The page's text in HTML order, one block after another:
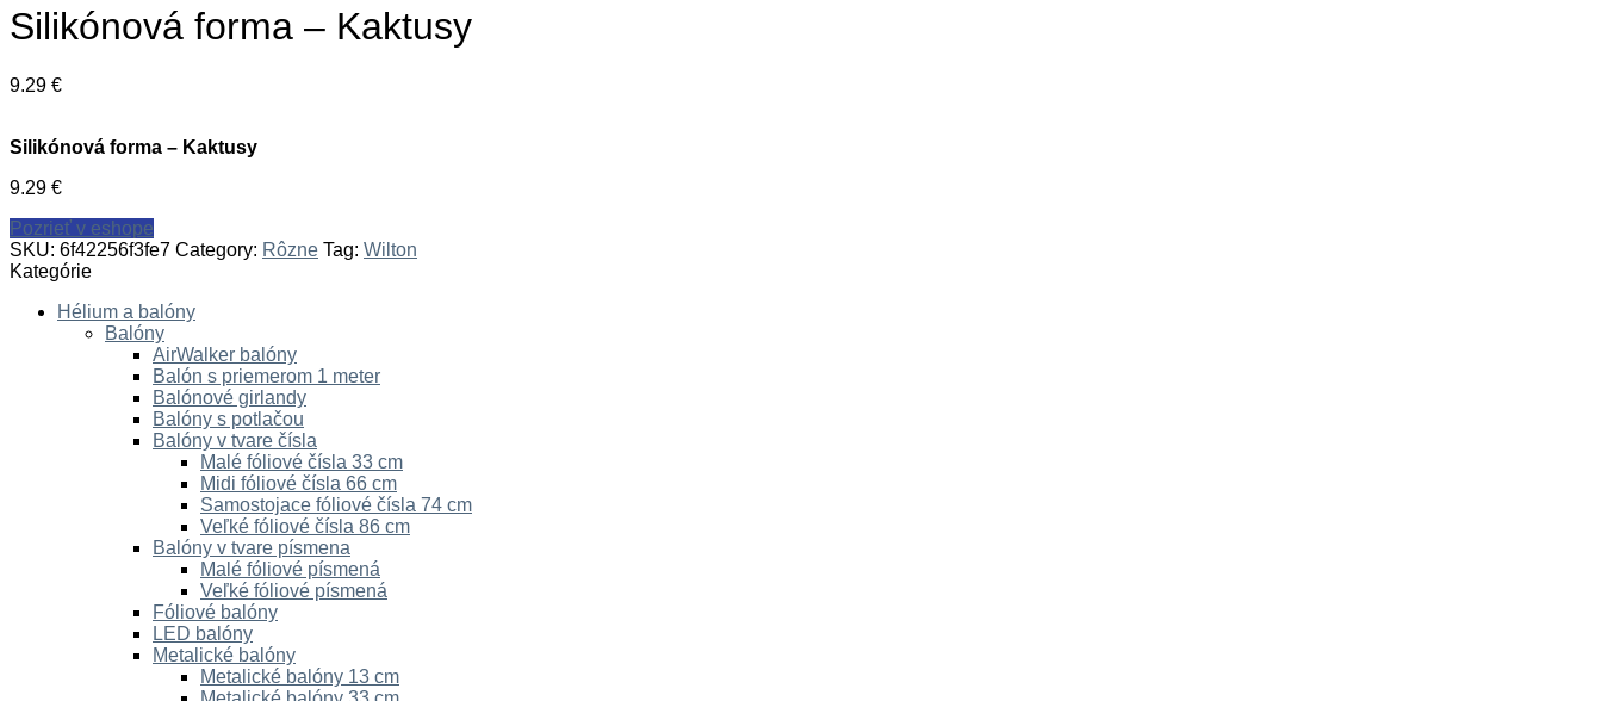
Silikónová forma – Kaktusy
9.29 €
Silikónová forma – Kaktusy
9.29 €
Pozrieť v eshope
SKU: 6f42256f3fe7 Category: Rôzne Tag: Wilton
Kategórie
Hélium a balóny
Balóny
AirWalker balóny
Balón s priemerom 1 meter
Balónové girlandy
Balóny s potlačou
Balóny v tvare čísla
Malé fóliové čísla 33 cm
Midi fóliové čísla 66 cm
Samostojace fóliové čísla 74 cm
Veľké fóliové čísla 86 cm
Balóny v tvare písmena
Malé fóliové písmená
Veľké fóliové písmená
Fóliové balóny
LED balóny
Metalické balóny
Metalické balóny 13 cm